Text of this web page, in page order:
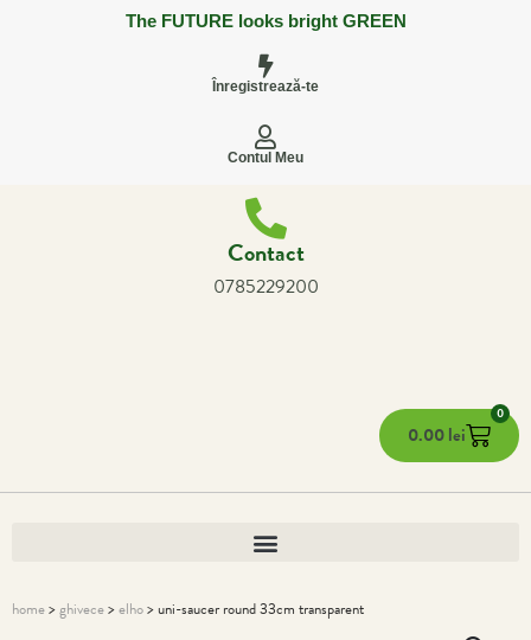
The FUTURE looks bright GREEN
Înregistrează-te
Contul Meu
Contact
0785229200
0.00lei
0
home>ghivece>elho> uni-saucer round 33cm transparent